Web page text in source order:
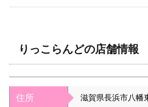
りっこらんどの店舗情報
住所 滋賀県長浜市八幡